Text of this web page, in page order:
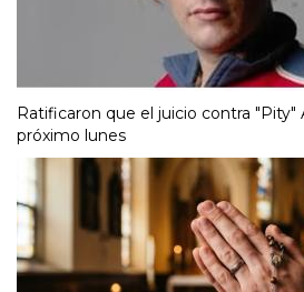
Ratificaron que el juicio contra "Pity"
próximo lunes